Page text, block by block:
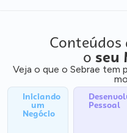
Conteúdos
o seu
Veja o que o Sebrae tem
Iniciando
um
Negócio
Pessoal